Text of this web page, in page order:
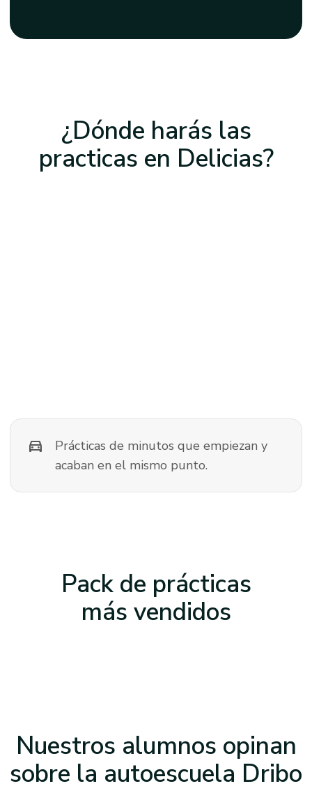
¿Dónde harás las
practicas en Delicias?
directions_car
Prácticas de minutos que empiezan y
acaban en el mismo punto.
Pack de prácticas
más vendidos
Nuestros alumnos opinan
sobre la autoescuela Dribo